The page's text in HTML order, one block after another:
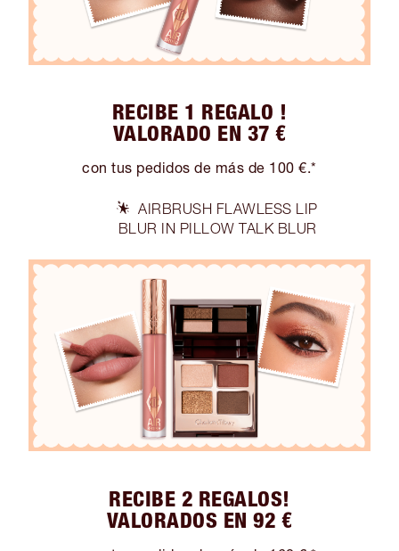
RECIBE 1 REGALO !
VALORADO EN 37 €
con tus pedidos de más de 100 €.*
AIRBRUSH FLAWLESS LIP
BLUR IN PILLOW TALK BLUR
RECIBE 2 REGALOS!
VALORADOS EN 92 €